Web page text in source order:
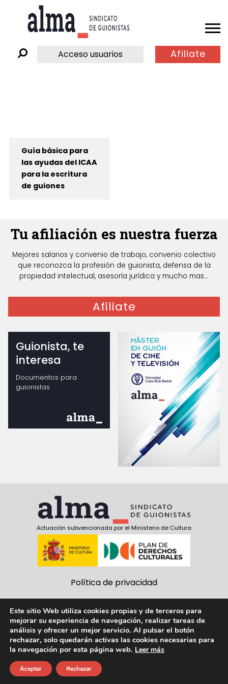
Acceso usuarios Afiliate
Guía básica para
las ayudas del ICAA
para la escritura
de guiones
Tu afiliación es nuestra fuerza
Mejores salarios y convenio de trabajo, convenio colectivo
que reconozca la profesión de guionista, defensa de la
propiedad intelectual, asesoría jurídica y mucho mas...
Afiliate
Guionista, te
interesa
Documentos para
guionistas
Actuación subvencionada por el Ministerio de Cultura
Política de privacidad
Aviso Legal
Síguenos:
facebook
Este sitio Web utiliza cookies propias y de terceros para
mejorar su experiencia de navegación, realizar tareas de
análisis y ofrecer un mejor servicio. Al pulsar el botón
rechazar, solo quedarán activas las cookies necesarias para
la navegación por esta página web. Leer más
Aceptar Rechazar